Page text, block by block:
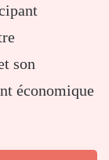
son
économique